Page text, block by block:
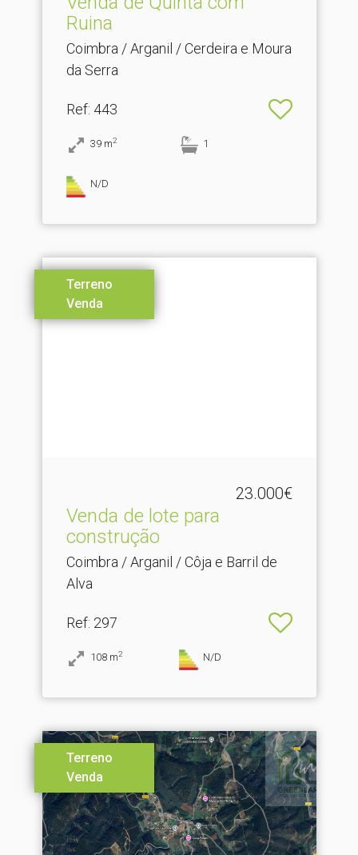
Ruina
Coimbra / Arganil / Cerdeira e Moura
da Serra
Ref: 443
39 m2 1
N/D
Terreno
Venda
23.000€
Venda de lote para
construção
Coimbra / Arganil / Côja e Barril de
Alva
Ref: 297
108 m2 N/D
Terreno
Venda